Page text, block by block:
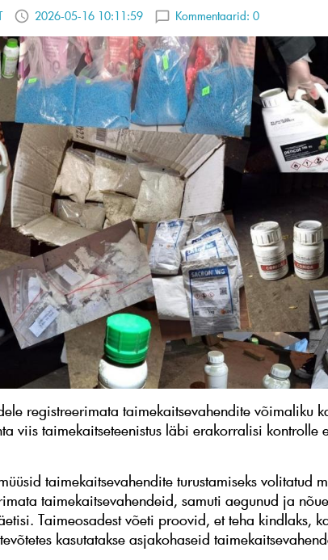
2026-05-16 10:11:59 Kommentaarid: 0
registreerimata taimekaitsevahendite võimaliku
viis taimekaitseteenistus läbi erakorralisi kontrolle
taimekaitsevahendite turustamiseks volitatud
taimekaitsevahendeid, samuti aegunud ja
Taimeosadest võeti proovid, et teha kindlaks,
kasutatakse asjakohaseid